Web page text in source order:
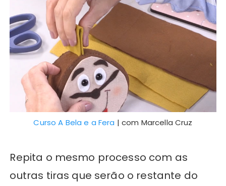
Curso A Bela e a Fera | com Marcella Cruz
Repita o mesmo processo com as
outras tiras que serão o restante do